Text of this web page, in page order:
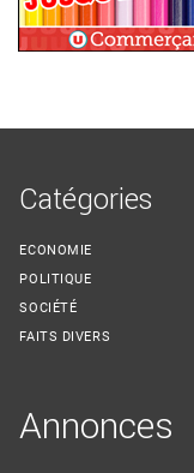
Catégories
ECONOMIE
POLITIQUE
SOCIÉTÉ
FAITS DIVERS
Annonces